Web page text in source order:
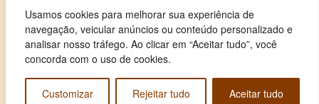
Usamos cookies para melhorar sua experiência de
navegação, veicular anúncios ou conteúdo personalizado e
analisar nosso tráfego. Ao clicar em “Aceitar tudo”, você
concorda com o uso de cookies.
Customizar Rejeitar tudo Aceitar tudo